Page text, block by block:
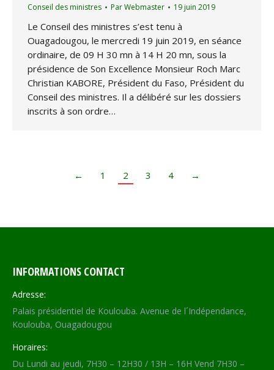
Conseil des ministres ParWebmaster 19 juin 2019
Le Conseil des ministres s’est tenu à
Ouagadougou, le mercredi 19 juin 2019, en séance
ordinaire, de 09 H 30 mn à 14 H 20 mn, sous la
présidence de Son Excellence Monsieur Roch Marc
Christian KABORE, Président du Faso, Président du
Conseil des ministres. Il a délibéré sur les dossiers
inscrits à son ordre…
← 1 2 3 4 →
INFORMATIONS CONTACT
Adresse:
Palais présidentiel de Koulouba. Avenue de l´Indépendance,
Koulouba, Ouagadougou
Horaires:
Du Lundi au jeudi, 7H30 – 12H30 / 13H – 16H Vend 7H30 –